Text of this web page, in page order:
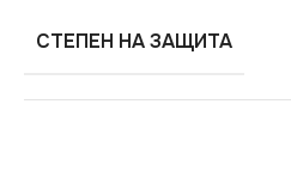
СТЕПЕН НА ЗАЩИТА